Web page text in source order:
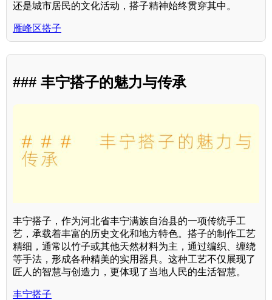
还是城市居民的文化活动，搭子精神始终贯穿其中。
雁峰区搭子
### 丰宁搭子的魅力与传承
丰宁搭子，作为河北省丰宁满族自治县的一项传统手工
艺，承载着丰富的历史文化和地方特色。搭子的制作工艺
精细，通常以竹子或其他天然材料为主，通过编织、缠绕
等手法，形成各种精美的实用器具。这种工艺不仅展现了
匠人的智慧与创造力，更体现了当地人民的生活智慧。
丰宁搭子